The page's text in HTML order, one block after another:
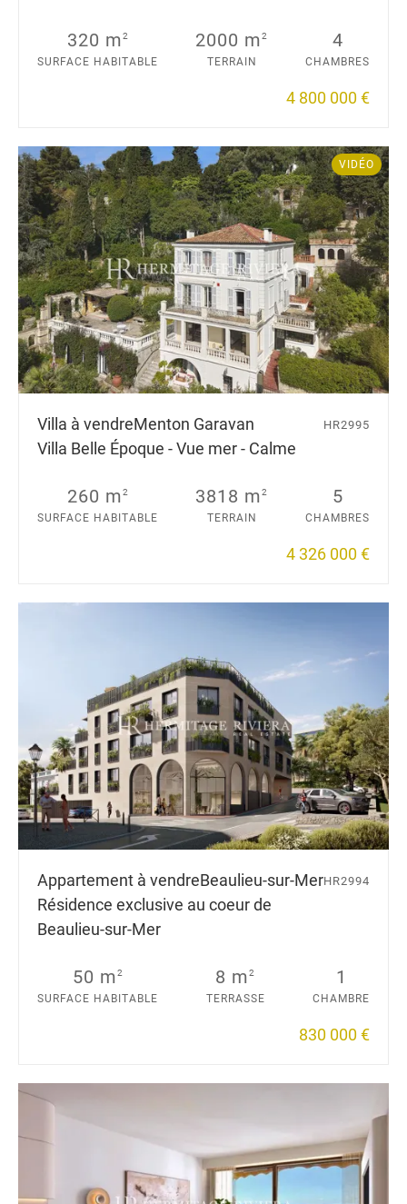
320 m2
SURFACE HABITABLE
2000 m2
TERRAIN
4
CHAMBRES
4 800 000 €
VIDÉO
Villa à vendreMenton Garavan
Villa Belle Époque - Vue mer - Calme
HR2995
260 m2
SURFACE HABITABLE
3818 m2
TERRAIN
5
CHAMBRES
4 326 000 €
Appartement à vendreBeaulieu-sur-Mer
Résidence exclusive au coeur de
Beaulieu-sur-Mer
HR2994
50 m2
SURFACE HABITABLE
8 m2
TERRASSE
1
CHAMBRE
830 000 €